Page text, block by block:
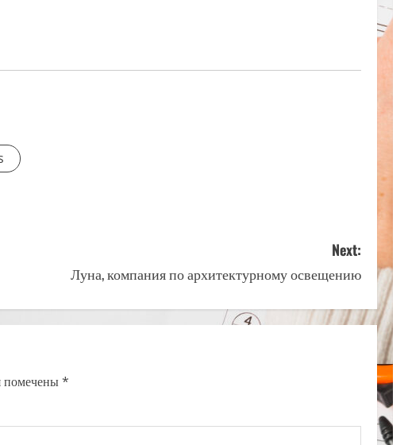
Next:
Луна, компания по архитектурному освещению
помечены*